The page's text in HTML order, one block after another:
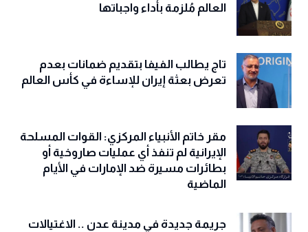
العالم مُلزمة بأداء واجباتها
تاج يطالب الفيفا بتقديم ضمانات بعدم
تعرض بعثة إيران للإساءة في كأس العالم
مقر خاتم الأنبياء المركزي: القوات المسلحة
الإيرانية لم تنفذ أي عمليات صاروخية أو
بطائرات مسيرة ضد الإمارات في الأيام
الماضية
جريمة جديدة في مدينة عدن .. الاغتيالات